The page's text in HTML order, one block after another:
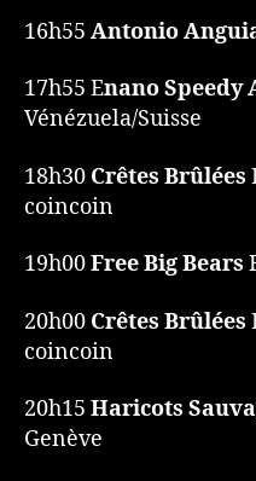
16h55 Antonio
17h55 Enano Speedy
Vénézuela/Suisse
18h30 Crêtes Brûlées
coincoin
19h00Free Big Bears
20h00 Crêtes Brûlées
coincoin
20h15 Haricots
Genève